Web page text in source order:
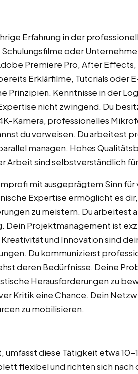
Erfahrung in der
oder
Premiere Pro, After Effects,
Erklärfilme, Tutorials
Prinzipien. Kenntnisse in der
nicht zwingend. Du
Kamera, professionelles
du vorweisen. Du arbeitest
managen. Hohes
Arbeit sind selbstverständlich
mit ausgeprägtem Sinn für
Expertise ermöglicht es
zu meistern. Du arbeitest
Dein Projektmanagement ist
und Innovation sind
Du kommunizierst
deren Bedürfnisse. Deine
Herausforderungen zu
Kritik eine Chance. Dein
zu mobilisieren.
diese Tätigkeit etwa 10-
flexibel und richten sich nach